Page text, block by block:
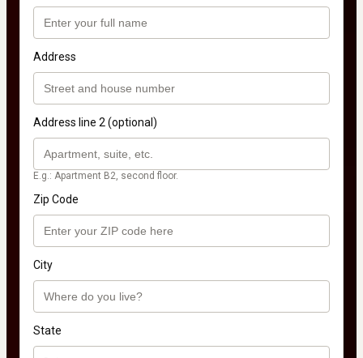
Address
Address line 2 (optional)
E.g.: Apartment B2, second floor.
Zip Code
City
State